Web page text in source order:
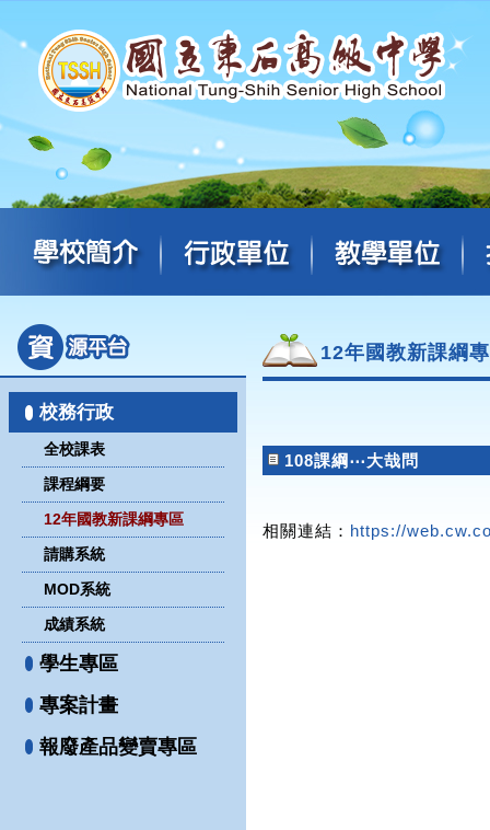
校務行政
全校課表
課程綱要
12年國教新課綱專區
請購系統
MOD系統
成績系統
學生專區
專案計畫
報廢產品變賣專區
12年國教新課綱
108課綱⋯大哉問
相關連結： https://